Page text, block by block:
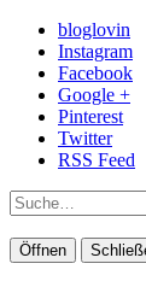
bloglovin
Instagram
Facebook
Google +
Pinterest
Twitter
RSS Feed
Suche
Öffnen